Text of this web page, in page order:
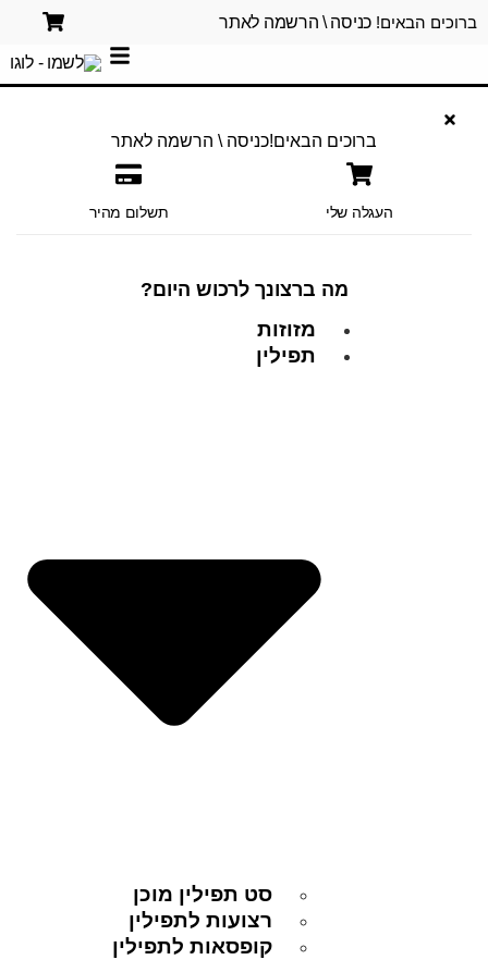
ברוכים הבאים! כניסה \ הרשמה לאתר
ברוכים הבאים!כניסה \ הרשמה לאתר
העגלה שלי תשלום מהיר
מה ברצונך לרכוש היום?
מזוזות
תפילין
סט תפילין מוכן
רצועות לתפילין
קופסאות לתפילין